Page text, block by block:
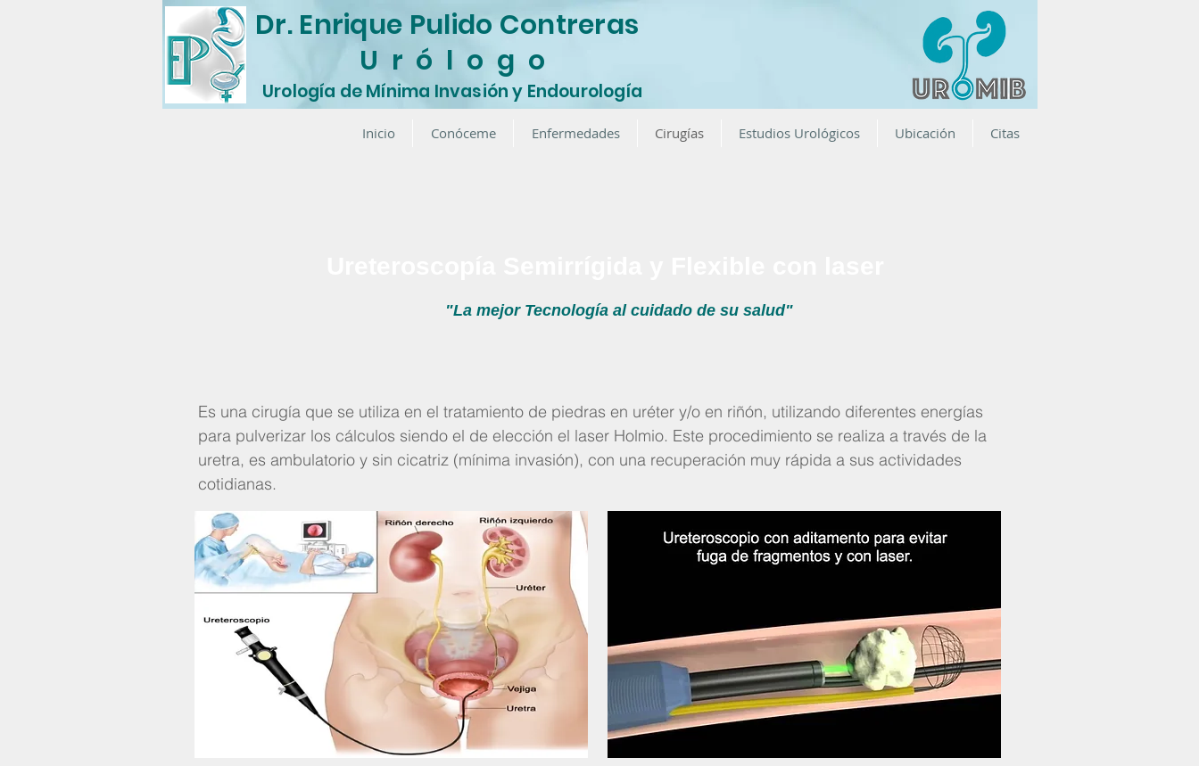
Dr. Enrique Pulido Contreras
U r ó l o g o
Urología de Mínima Invasión y Endourología
Inicio Conóceme Enfermedades Cirugías Estudios Urológicos Ubicación Citas
"La mejor Tecnología al cuidado de su salud"
Es una cirugía que se utiliza en el tratamiento de piedras en uréter y/o en riñón, utilizando diferentes energías
para pulverizar los cálculos siendo el de elección el laser Holmio. Este procedimiento se realiza a través de la
uretra, es ambulatorio y sin cicatriz (mínima invasión), con una recuperación muy rápida a sus actividades
cotidianas.